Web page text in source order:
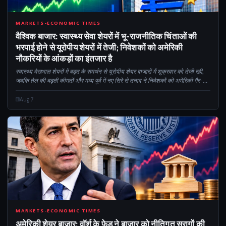
CM
MARKETS-ECONOMIC TIMES
वैश्विक बाजार: स्वास्थ्य सेवा शेयरों में भू-राजनीतिक चिंताओं की
भरपाई होने से यूरोपीय शेयरों में तेजी; निवेशकों को अमेरिकी
नौकरियों के आंकड़ों का इंतजार है
स्वास्थ्य देखभाल शेयरों में बढ़त के समर्थन से यूरोपीय शेयर बाजारों में शुक्रवार को तेजी रही,
जबकि तेल की बढ़ती कीमतों और मध्य पूर्व में नए सिरे से तनाव ने निवेशकों को अमेरिकी गैर-
कृषि पेरोल पर कड़ी नजर रखने से पहले सतर्क रखा...
Aug 7
CM
MARKETS-ECONOMIC TIMES
अमेरिकी शेयर बाजार: वॉर्श के फेड ने बाजार को नीतिगत सुरागों की